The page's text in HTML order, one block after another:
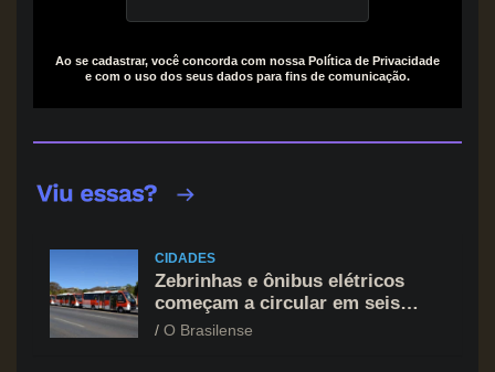
Ao se cadastrar, você concorda com nossa Política de Privacidade
e com o uso dos seus dados para fins de comunicação.
CIDADES
Zebrinhas e ônibus elétricos
começam a circular em seis
regiões administrativas do DF
O Brasilense